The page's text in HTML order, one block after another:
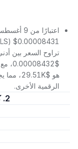
الرقمية الأخرى.
2. كم سعر وحدة واحدة من BloodLoop؟